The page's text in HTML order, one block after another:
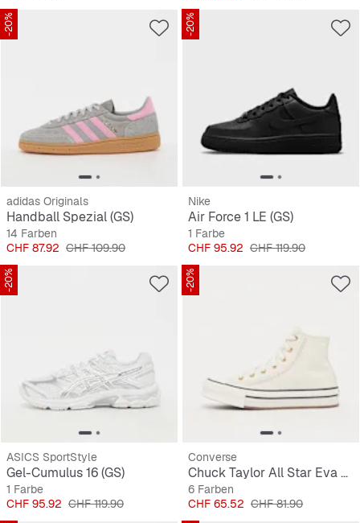
-20%
adidas Originals
Handball Spezial (GS)
14 Farben
Preis
CHF 87.92 Originalpreis
CHF 109.90
-20%
Nike
Air Force 1 LE (GS)
1 Farbe
Preis
CHF 95.92 Originalpreis
CHF 119.90
-20%
ASICS SportStyle
Gel-Cumulus 16 (GS)
1 Farbe
Preis
CHF 95.92 Originalpreis
CHF 119.90
-20%
Converse
Chuck Taylor All Star Eva Lift (GS)
6 Farben
Preis
CHF 65.52 Originalpreis
CHF 81.90